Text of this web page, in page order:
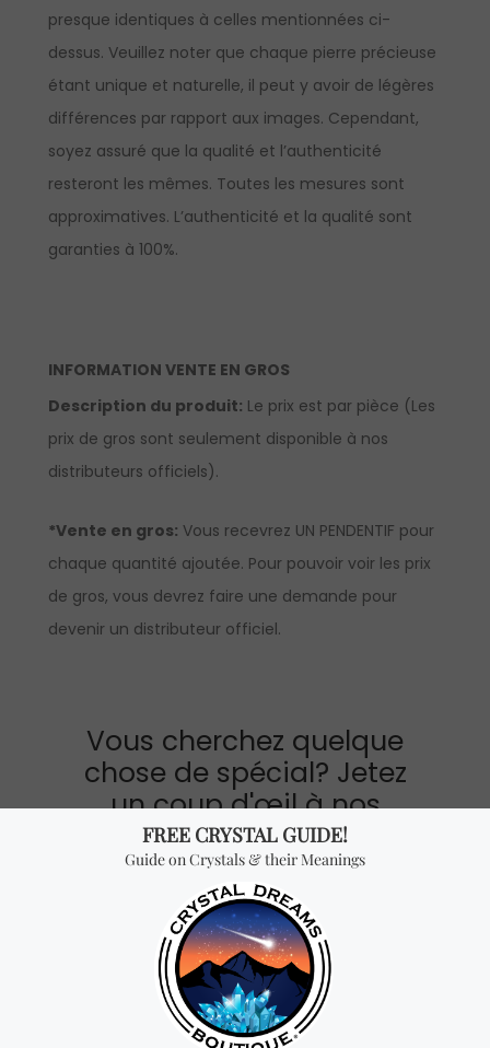
presque identiques à celles mentionnées ci-
dessus. Veuillez noter que chaque pierre précieuse
étant unique et naturelle, il peut y avoir de légères
différences par rapport aux images. Cependant,
soyez assuré que la qualité et l’authenticité
resteront les mêmes. Toutes les mesures sont
approximatives. L’authenticité et la qualité sont
garanties à 100%.
INFORMATION VENTE EN GROS
Description du produit: Le prix est par pièce (Les
prix de gros sont seulement disponible à nos
distributeurs officiels).
*Vente en gros: Vous recevrez UN PENDENTIF pour
chaque quantité ajoutée. Pour pouvoir voir les prix
de gros, vous devrez faire une demande pour
devenir un distributeur officiel.
Vous cherchez quelque
chose de spécial? Jetez
un coup d'œil à nos
produits les plus
vendus!